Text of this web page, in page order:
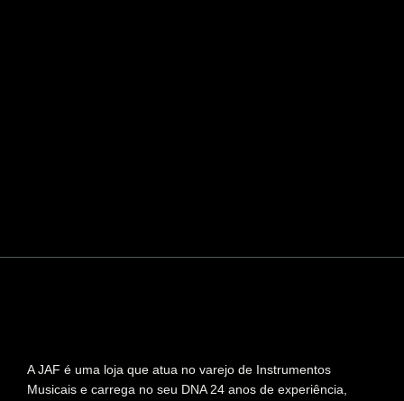
A JAF é uma loja que atua no varejo de Instrumentos
Musicais e carrega no seu DNA 24 anos de experiência,